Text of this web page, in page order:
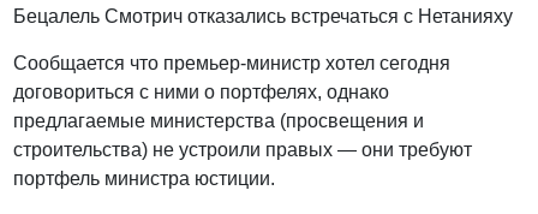
Бецалель Смотрич отказались встречаться с Нетанияху
Сообщается что премьер-министр хотел сегодня
договориться с ними о портфелях, однако
предлагаемые министерства (просвещения и
строительства) не устроили правых — они требуют
портфель министра юстиции.